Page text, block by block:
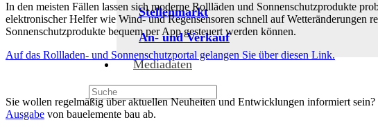
Stellenmarkt
An- und Verkauf
Mediadaten
In den meisten Fällen lassen sich moderne Rollläden und Sonnenschutzprodukte
elektronischer Helfer wie Wind- und Regensensoren schnell auf Wetteränderungen
Sonnenschutzprodukte bequem per App gesteuert werden können.
Auf das Rollladen- und Sonnenschutzportal gelangen Sie über diesen Link.
Sie wollen regelmäßig über aktuellen Neuheiten und Entwicklungen informiert sein?
Ausgabe von bauelemente bau ab.